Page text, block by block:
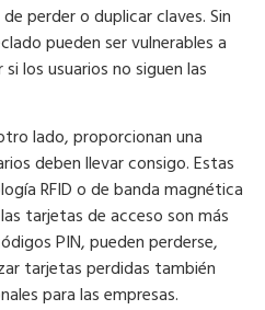
perder o duplicar claves. Sin
pueden ser vulnerables a
los usuarios no siguen las
lado, proporcionan una
deben llevar consigo. Estas
RFID o de banda magnética
tarjetas de acceso son más
PIN, pueden perderse,
tarjetas perdidas también
para las empresas.